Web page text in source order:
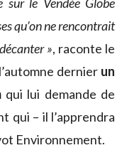
qu’on ne rencontrait
», raconte le
dernier un
qui lui demande de
qui – il l’apprendra
Environnement.